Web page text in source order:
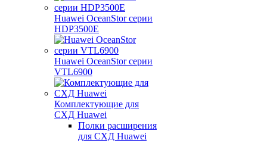
Huawei OceanStor серии
HDP3500E
Huawei OceanStor серии
VTL6900
Комплектующие для
СХД Huawei
Полки расширения
для СХД Huawei